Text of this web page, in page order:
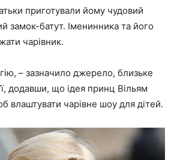
приготували йому чудовий
замок-батут. Іменинника та його
чарівник.
– зазначило джерело, близьке
додавши, що ідея принц Вільям
влаштувати чарівне шоу для дітей.